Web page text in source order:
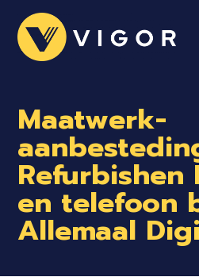
Maatwerk-
Refurbishen
en telefoon
Allemaal